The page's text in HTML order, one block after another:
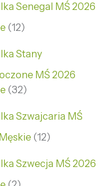
Senegal MŚ 2026
12
Stany
MŚ 2026
32
Szwajcaria MŚ
12
Szwecja MŚ 2026